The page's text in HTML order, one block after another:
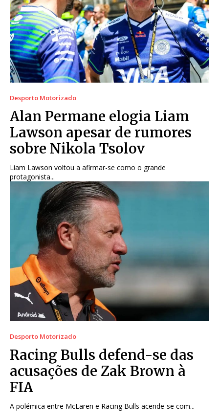
Desporto Motorizado
Alan Permane elogia Liam
Lawson apesar de rumores
sobre Nikola Tsolov
Liam Lawson voltou a afirmar-se como o grande
protagonista...
Desporto Motorizado
Racing Bulls defend-se das
acusações de Zak Brown à
FIA
A polémica entre McLaren e Racing Bulls acende-se com...